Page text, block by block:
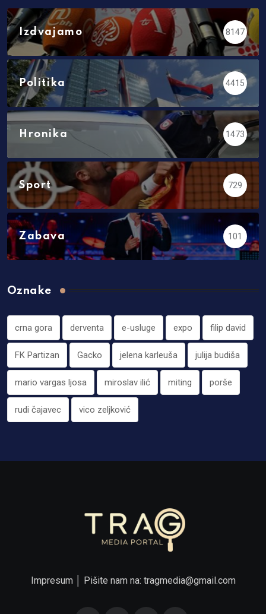
Izdvajamo 8147
Politika 4415
Hronika 1473
Sport 729
Zabava 101
Oznake
crna gora derventa e-usluge expo filip david
FK Partizan Gacko jelena karleuša julija budiša
mario vargas ljosa miroslav ilić miting porše
rudi čajavec vico zeljković
Impresum│ Pišite nam na: tragmedia@gmail.com